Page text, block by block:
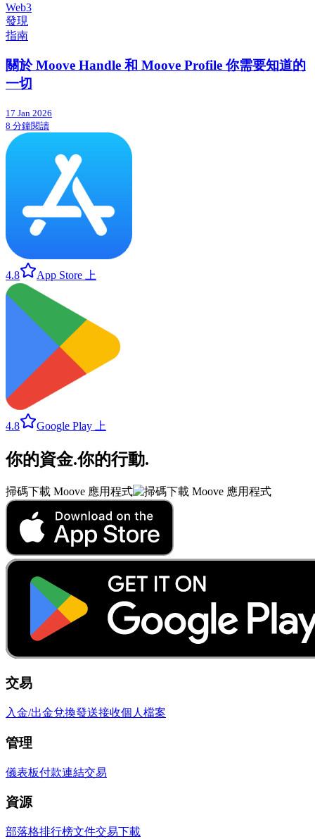
Web3
發現
指南
關於 Moove Handle 和 Moove Profile 你需要知道的
一切
17 Jan 2026
8 分鐘閱讀
4.8 App Store 上
4.8 Google Play 上
你的資金.你的行動.
掃碼下載 Moove 應用程式
交易
入金/出金兌換發送接收個人檔案
管理
儀表板付款連結交易
資源
部落格排行榜文件交易下載